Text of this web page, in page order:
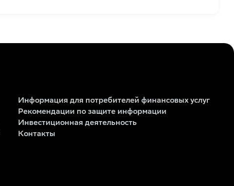
Информация для потребителей финансовых услуг
Рекомендации по защите информации
Инвестиционная деятельность
Контакты